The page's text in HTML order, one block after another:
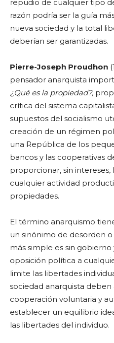
repudio de cualquier tipo
razón podría ser la guía
nueva sociedad y la total
deberían ser garantizadas.
Pierre-Joseph Proudhon
pensador anarquista
¿Qué es la propiedad?,
crítica del sistema
supuestos del socialismo
creación de un régimen
una República de los
bancos y las cooperativas
proporcionar, sin intereses,
cualquier actividad
propiedades.
El término anarquismo
un sinónimo de desorden
más simple es sin
oposición política a
limite las libertades
sociedad anarquista
cooperación voluntaria y
establecer un equilibrio
las libertades del individuo.